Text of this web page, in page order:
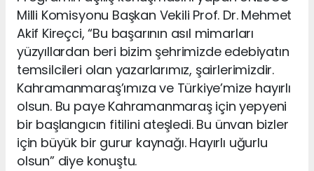
Milli Komisyonu Başkan Vekili Prof. Dr. Mehmet
Akif Kireçci, “Bu başarının asıl mimarları
yüzyıllardan beri bizim şehrimizde edebiyatın
temsilcileri olan yazarlarımız, şairlerimizdir.
Kahramanmaraş’ımıza ve Türkiye’mize hayırlı
olsun. Bu paye Kahramanmaraş için yepyeni
bir başlangıcın fitilini ateşledi. Bu ünvan bizler
için büyük bir gurur kaynağı. Hayırlı uğurlu
olsun” diye konuştu.